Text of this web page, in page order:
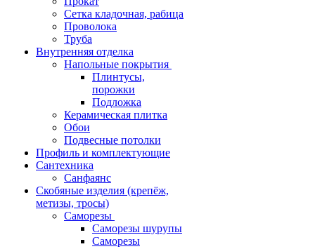
Сетка кладочная, рабица
Проволока
Труба
Внутренняя отделка
Напольные покрытия
Плинтусы,
порожки
Подложка
Керамическая плитка
Обои
Подвесные потолки
Профиль и комплектующие
Сантехника
Санфаянс
Скобяные изделия (крепёж,
метизы, тросы)
Саморезы
Саморезы шурупы
Саморезы